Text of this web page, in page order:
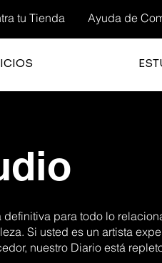
tu Tienda Ayuda de
para todo lo
Si usted es un artista
nuestro Diario está